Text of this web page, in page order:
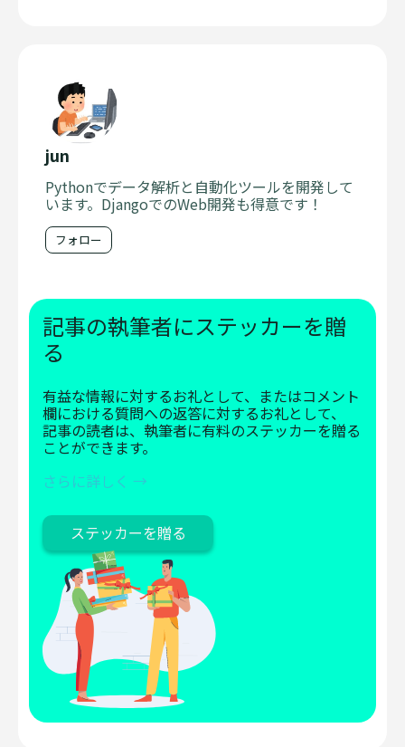
jun
Pythonでデータ解析と自動化ツールを開発して
います。DjangoでのWeb開発も得意です！
フォロー
記事の執筆者にステッカーを贈
る
有益な情報に対するお礼として、またはコメント
欄における質問への返答に対するお礼として、
記事の読者は、執筆者に有料のステッカーを贈る
ことができます。
さらに詳しく →
ステッカーを贈る